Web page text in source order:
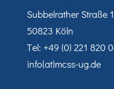
Subbelrather Straße
50823 Köln
Tel: +49 (0) 221 820
info(at)mcss-ug.de